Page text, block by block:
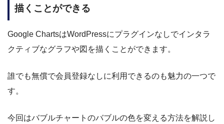
描くことができる
Google ChartsはWordPressにプラグインなしでインタラ
クティブなグラフや図を描くことができます。
誰でも無償で会員登録なしに利用できるのも魅力の一つで
す。
今回はバブルチャートのバブルの色を変える方法を解説し